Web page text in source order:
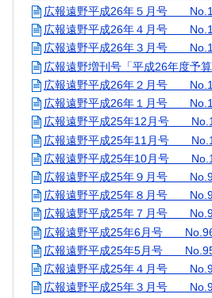
広報遠野平成26年５月号
広報遠野平成26年４月号
広報遠野平成26年３月号
広報遠野増刊号「平成26年度予算
広報遠野平成26年２月号
広報遠野平成26年１月号
広報遠野平成25年12月号
広報遠野平成25年11月号
広報遠野平成25年10月号
広報遠野平成25年９月号
広報遠野平成25年８月号
広報遠野平成25年７月号
広報遠野平成25年6月号
広報遠野平成25年5月号
広報遠野平成25年４月号
広報遠野平成25年３月号